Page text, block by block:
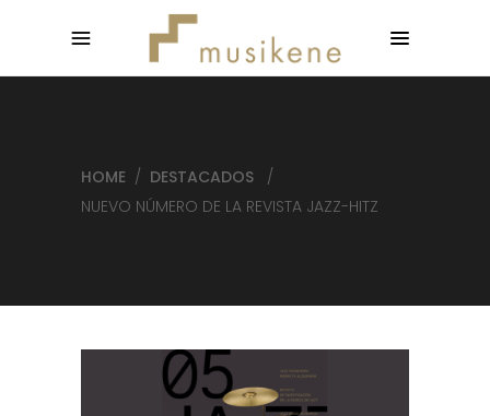
HOME / DESTACADOS
/
NUEVO NÚMERO DE LA REVISTA JAZZ-HITZ